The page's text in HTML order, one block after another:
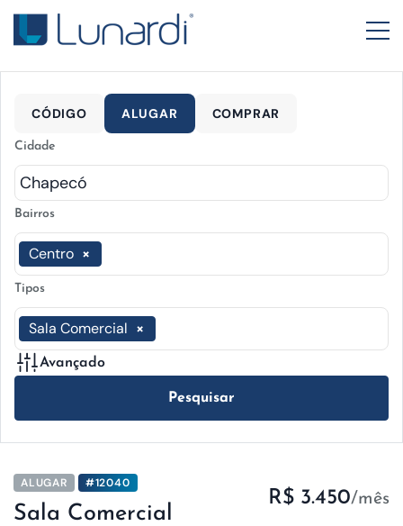
CÓDIGO ALUGAR COMPRAR
Cidade
Bairros
×
Centro
Tipos
×
Sala Comercial
Avançado
Pesquisar
ALUGAR #12040
Sala Comercial
R$ 3.450/mês